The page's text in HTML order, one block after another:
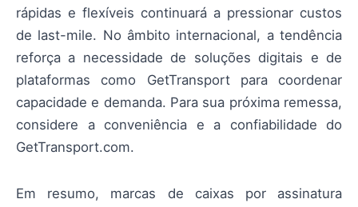
rápidas e flexíveis continuará a pressionar custos
de last-mile. No âmbito internacional, a tendência
reforça a necessidade de soluções digitais e de
plataformas como GetTransport para coordenar
capacidade e demanda. Para sua próxima remessa,
considere a conveniência e a confiabilidade do
GetTransport.com.
Em resumo, marcas de caixas por assinatura